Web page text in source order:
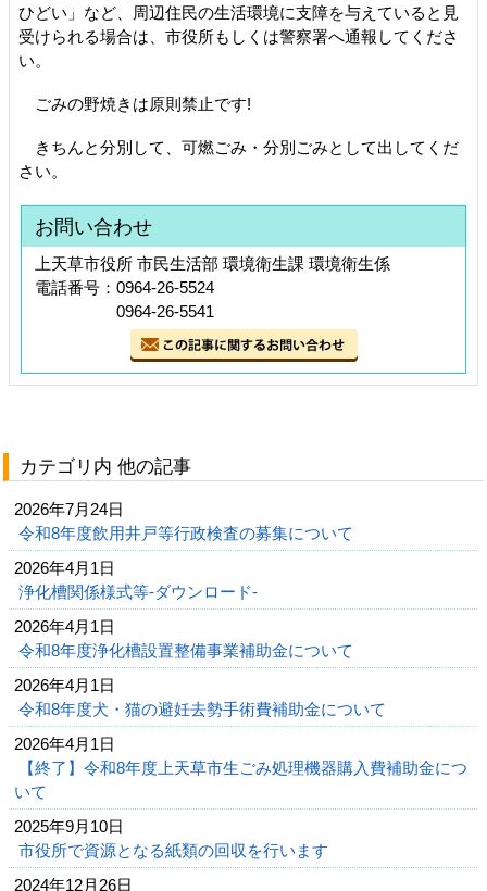
ひどい」など、周辺住民の生活環境に支障を与えていると見
受けられる場合は、市役所もしくは警察署へ通報してくださ
い。
ごみの野焼きは原則禁止です!
きちんと分別して、可燃ごみ・分別ごみとして出してくだ
さい。
お問い合わせ
上天草市役所 市民生活部 環境衛生課 環境衛生係
電話番号：0964-26-5524
0964-26-5541
カテゴリ内 他の記事
2026年7月24日
令和8年度飲用井戸等行政検査の募集について
2026年4月1日
浄化槽関係様式等-ダウンロード-
2026年4月1日
令和8年度浄化槽設置整備事業補助金について
2026年4月1日
令和8年度犬・猫の避妊去勢手術費補助金について
2026年4月1日
【終了】令和8年度上天草市生ごみ処理機器購入費補助金につ
いて
2025年9月10日
市役所で資源となる紙類の回収を行います
2024年12月26日